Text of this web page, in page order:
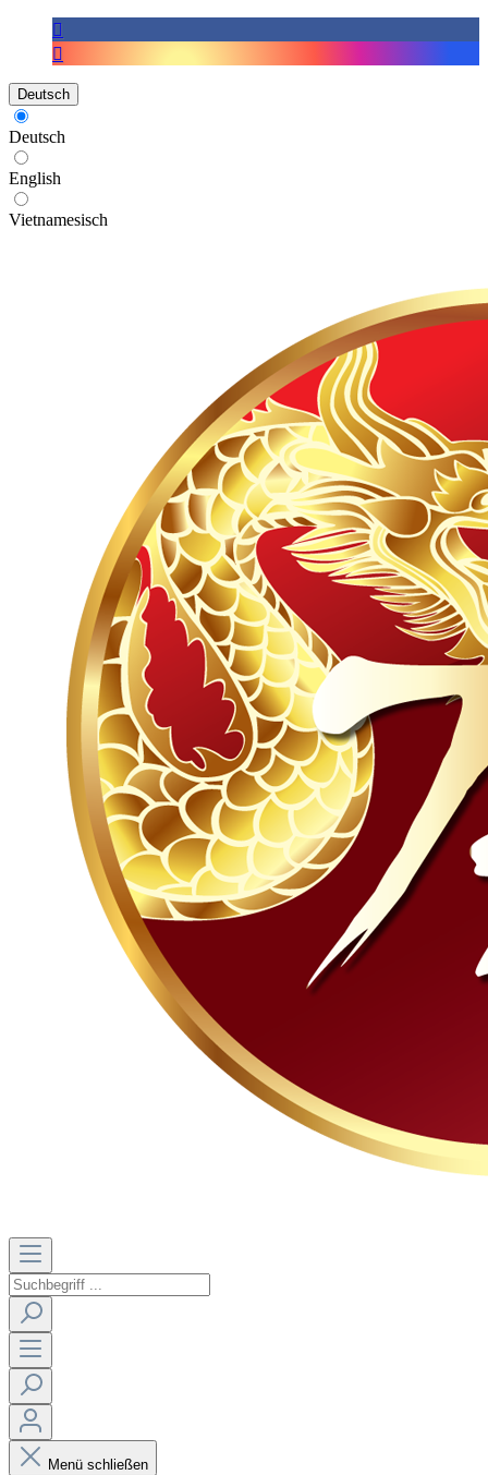
Deutsch
Deutsch
English
Vietnamesisch
Menü schließen